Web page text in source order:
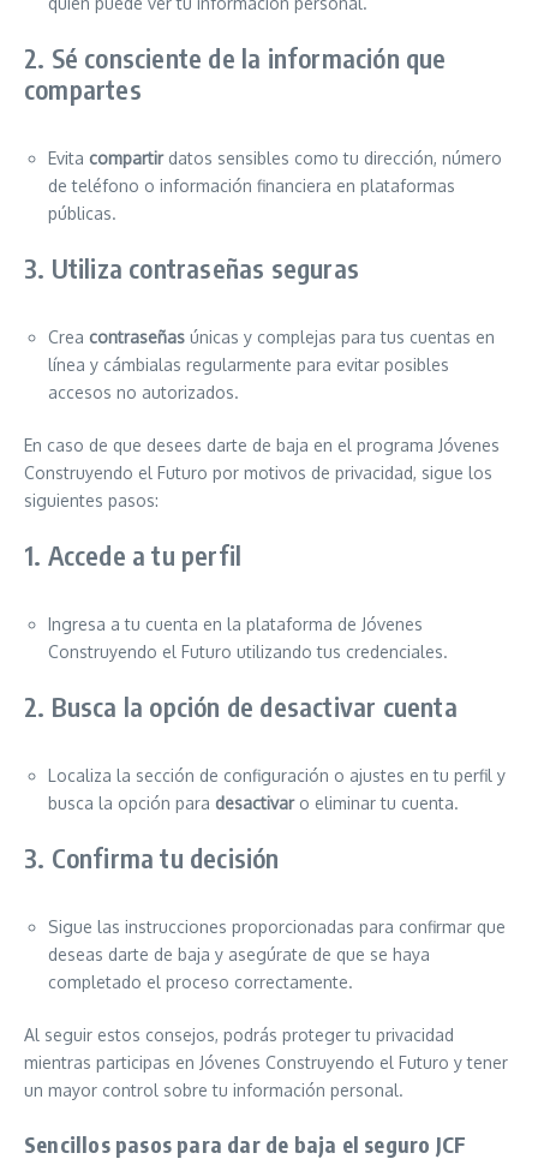
2. Sé consciente de la información que
compartes
Evita compartirdatos sensibles como tu dirección, número
de teléfono o información financiera en plataformas
públicas.
3. Utiliza contraseñas seguras
Crea contraseñas únicas y complejas para tus cuentas en
línea y cámbialas regularmente para evitar posibles
accesos no autorizados.
En caso de que desees darte de baja en el programa Jóvenes
Construyendo el Futuro por motivos de privacidad, sigue los
siguientes pasos:
1. Accede a tu perfil
Ingresa a tu cuenta en la plataforma de Jóvenes
Construyendo el Futuro utilizando tus credenciales.
2. Busca la opción de desactivar cuenta
Localiza la sección de configuración o ajustes en tu perfil y
busca la opción para desactivaro eliminar tu cuenta.
3. Confirma tu decisión
Sigue las instrucciones proporcionadas para confirmar que
deseas darte de baja y asegúrate de que se haya
completado el proceso correctamente.
Al seguir estos consejos, podrás proteger tu privacidad
mientras participas en Jóvenes Construyendo el Futuro y tener
un mayor control sobre tu información personal.
Sencillos pasos para dar de baja el seguro JCF